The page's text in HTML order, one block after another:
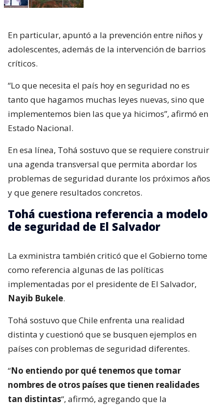
En particular, apuntó a la prevención entre niños y
adolescentes, además de la intervención de barrios
críticos.
“Lo que necesita el país hoy en seguridad no es
tanto que hagamos muchas leyes nuevas, sino que
implementemos bien las que ya hicimos”, afirmó en
Estado Nacional.
En esa línea, Tohá sostuvo que se requiere construir
una agenda transversal que permita abordar los
problemas de seguridad durante los próximos años
y que genere resultados concretos.
Tohá cuestiona referencia a modelo
de seguridad de El Salvador
La exministra también criticó que el Gobierno tome
como referencia algunas de las políticas
implementadas por el presidente de El Salvador,
Nayib Bukele.
Tohá sostuvo que Chile enfrenta una realidad
distinta y cuestionó que se busquen ejemplos en
países con problemas de seguridad diferentes.
“No entiendo por qué tenemos que tomar
nombres de otros países que tienen realidades
tan distintas“, afirmó, agregando que la